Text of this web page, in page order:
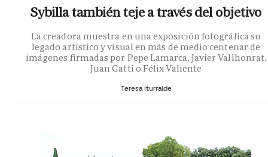
Sybilla también teje a través del objetivo
La creadora muestra en una exposición fotográfica su
legado artístico y visual en más de medio centenar de
imágenes firmadas por Pepe Lamarca, Javier Vallhonrat,
Juan Gatti o Félix Valiente
Teresa Iturralde